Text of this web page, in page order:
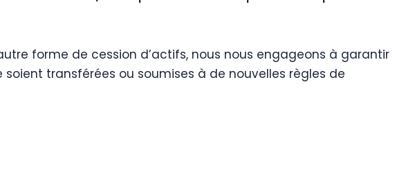
forme de cession d’actifs, nous nous engageons à garantir
transférées ou soumises à de nouvelles règles de